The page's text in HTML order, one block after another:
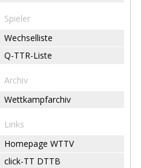
Spieler
Wechselliste
Q-TTR-Liste
Archiv
Wettkampfarchiv
Links
Homepage WTTV
click-TT DTTB